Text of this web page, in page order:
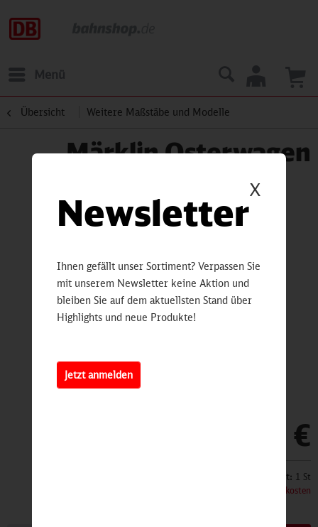
Menü
Übersicht Weitere Maßstäbe und Modelle
Märklin Osterwagen
35,90 €
Inhalt: 1 St
zzgl. Versandkosten
X
Newsletter
Ihnen gefällt unser Sortiment? Verpassen Sie
mit unserem Newsletter keine Aktion und
bleiben Sie auf dem aktuellsten Stand über
Highlights und neue Produkte!
Jetzt anmelden